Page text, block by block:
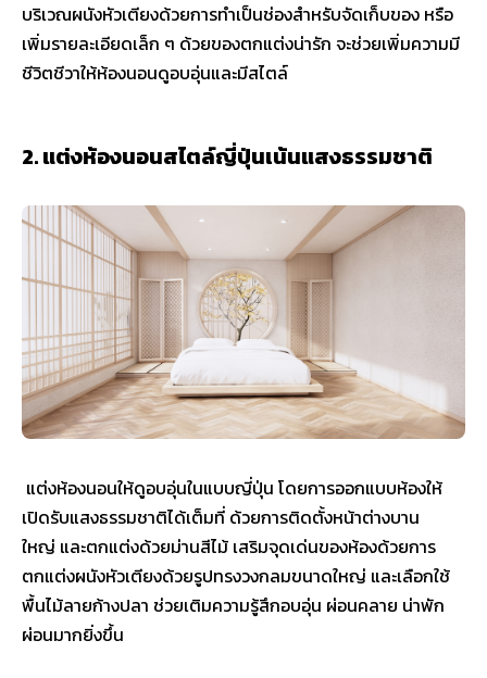
บริเวณผนังหัวเตียงด้วยการทำเป็นช่องสำหรับจัดเก็บของ หรือ
เพิ่มรายละเอียดเล็ก ๆ ด้วยของตกแต่งน่ารัก จะช่วยเพิ่มความมี
ชีวิตชีวาให้ห้องนอนดูอบอุ่นและมีสไตล์
2. แต่งห้องนอนสไตล์ญี่ปุ่นเน้นแสงธรรมชาติ
แต่งห้องนอนให้ดูอบอุ่นในแบบญี่ปุ่น โดยการออกแบบห้องให้
เปิดรับแสงธรรมชาติได้เต็มที่ ด้วยการติดตั้งหน้าต่างบาน
ใหญ่ และตกแต่งด้วยม่านสีไม้ เสริมจุดเด่นของห้องด้วยการ
ตกแต่งผนังหัวเตียงด้วยรูปทรงวงกลมขนาดใหญ่ และเลือกใช้
พื้นไม้ลายก้างปลา ช่วยเติมความรู้สึกอบอุ่น ผ่อนคลาย น่าพัก
ผ่อนมากยิ่งขึ้น